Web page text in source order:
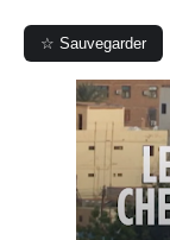
☆ Sauvegarder